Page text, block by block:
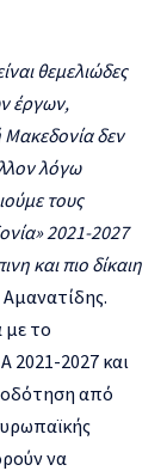
θεμελιώδες
έργων,
Μακεδονία δεν
λόγω
τους
2021-2027
και πιο δίκαιη
με το
2021-2027 και
από
να